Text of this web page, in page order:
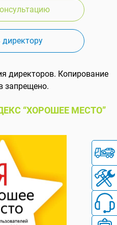
директоров. Копирование
запрещено.
“ХОРОШЕЕ МЕСТО”